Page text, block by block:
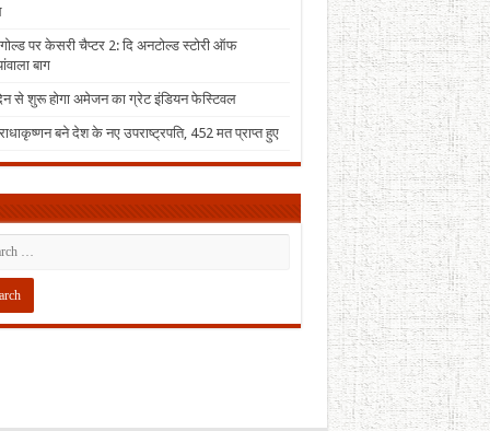
गोल्ड पर केसरी चैप्टर 2: दि अनटोल्ड स्टोरी ऑफ
बाग
से शुरू होगा अमेजन का ग्रेट इंडियन फेस्टिवल
बने देश के नए उपराष्ट्रपति, 452 मत प्राप्त हुए